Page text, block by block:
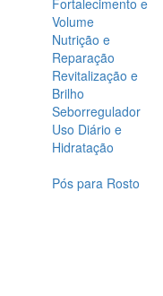
Fortalecimento e
Volume
Nutrição e
Reparação
Revitalização e
Brilho
Seborregulador
Uso Diário e
Hidratação
Pós para Rosto